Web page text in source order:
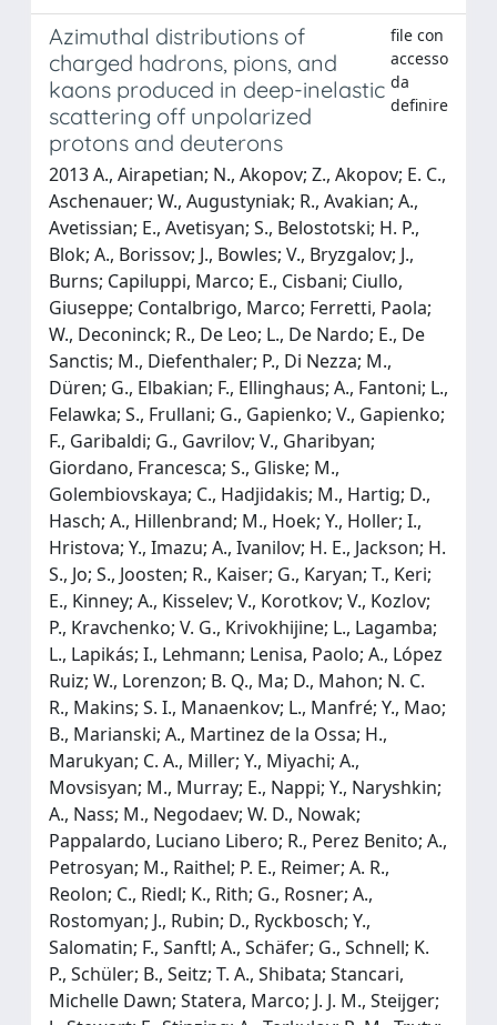
Azimuthal distributions of
charged hadrons, pions, and
kaons produced in deep-inelastic
scattering off unpolarized
protons and deuterons
file con
accesso
da
definire
2013 A., Airapetian; N., Akopov; Z., Akopov; E. C.,
Aschenauer; W., Augustyniak; R., Avakian; A.,
Avetissian; E., Avetisyan; S., Belostotski; H. P.,
Blok; A., Borissov; J., Bowles; V., Bryzgalov; J.,
Burns; Capiluppi, Marco; E., Cisbani; Ciullo,
Giuseppe; Contalbrigo, Marco; Ferretti, Paola;
W., Deconinck; R., De Leo; L., De Nardo; E., De
Sanctis; M., Diefenthaler; P., Di Nezza; M.,
Düren; G., Elbakian; F., Ellinghaus; A., Fantoni; L.,
Felawka; S., Frullani; G., Gapienko; V., Gapienko;
F., Garibaldi; G., Gavrilov; V., Gharibyan;
Giordano, Francesca; S., Gliske; M.,
Golembiovskaya; C., Hadjidakis; M., Hartig; D.,
Hasch; A., Hillenbrand; M., Hoek; Y., Holler; I.,
Hristova; Y., Imazu; A., Ivanilov; H. E., Jackson; H.
S., Jo; S., Joosten; R., Kaiser; G., Karyan; T., Keri;
E., Kinney; A., Kisselev; V., Korotkov; V., Kozlov;
P., Kravchenko; V. G., Krivokhijine; L., Lagamba;
L., Lapikás; I., Lehmann; Lenisa, Paolo; A., López
Ruiz; W., Lorenzon; B. Q., Ma; D., Mahon; N. C.
R., Makins; S. I., Manaenkov; L., Manfré; Y., Mao;
B., Marianski; A., Martinez de la Ossa; H.,
Marukyan; C. A., Miller; Y., Miyachi; A.,
Movsisyan; M., Murray; E., Nappi; Y., Naryshkin;
A., Nass; M., Negodaev; W. D., Nowak;
Pappalardo, Luciano Libero; R., Perez Benito; A.,
Petrosyan; M., Raithel; P. E., Reimer; A. R.,
Reolon; C., Riedl; K., Rith; G., Rosner; A.,
Rostomyan; J., Rubin; D., Ryckbosch; Y.,
Salomatin; F., Sanftl; A., Schäfer; G., Schnell; K.
P., Schüler; B., Seitz; T. A., Shibata; Stancari,
Michelle Dawn; Statera, Marco; J. J. M., Steijger;